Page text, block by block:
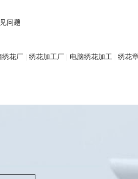
问题
绣花厂 绣花加工厂 电脑绣花加工 绣花